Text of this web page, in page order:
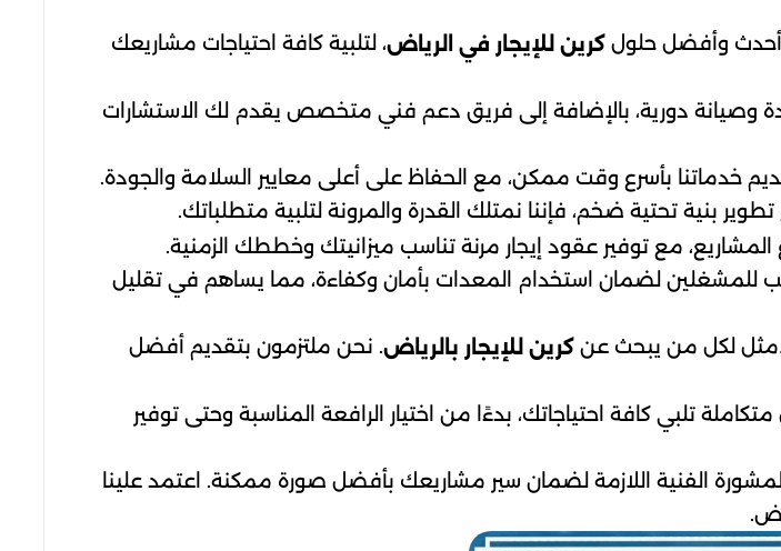
أحدث وأفضل حلول كرين للإيجار في الرياض، لتلبية كافة احتياجات مشاريعك
وصيانة دورية، بالإضافة إلى فريق دعم فني متخصص يقدم لك الاستشارات
خدماتنا بأسرع وقت ممكن، مع الحفاظ على أعلى معايير السلامة والجودة.
بنية تحتية ضخم، فإننا نمتلك القدرة والمرونة لتلبية متطلباتك.
مع توفير عقود إيجار مرنة تناسب ميزانيتك وخططك الزمنية.
للمشغلين لضمان استخدام المعدات بأمان وكفاءة، مما يساهم في تقليل
الأمثل لكل من يبحث عن كرين للإيجار بالرياض. نحن ملتزمون بتقديم أفضل
تلبي كافة احتياجاتك، بدءًا من اختيار الرافعة المناسبة وحتى توفير
الفنية اللازمة لضمان سير مشاريعك بأفضل صورة ممكنة. اعتمد علينا